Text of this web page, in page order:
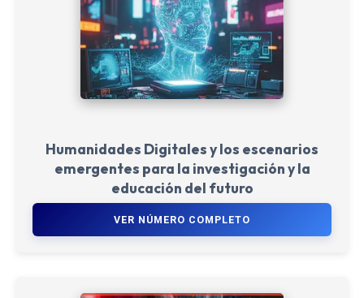
Humanidades Digitales y los escenarios
emergentes para la investigación y la
educación del futuro
VER NÚMERO COMPLETO